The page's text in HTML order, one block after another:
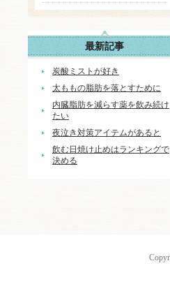
最新記事
炭酸ミストが好き
太ももの脂肪を落とすために
内臓脂肪を減らす薬を飲み続け
たい
夜泣き対策アイテムがあると
飲む日焼け止めはランキングで
決める